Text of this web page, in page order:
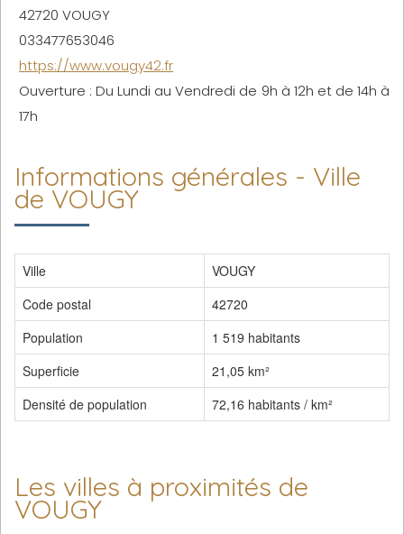
42720 VOUGY
033477653046
https://www.vougy42.fr
Ouverture : Du Lundi au Vendredi de 9h à 12h et de 14h à
17h
Informations générales - Ville
de VOUGY
Ville
VOUGY
Code postal
42720
Population
1 519 habitants
Superficie
21,05 km²
Densité de population
72,16 habitants / km²
Les villes à proximités de
VOUGY